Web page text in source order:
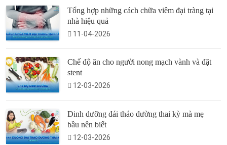
Tổng hợp những cách chữa viêm đại tràng tại
nhà hiệu quả
11-04-2026
Chế độ ăn cho người nong mạch vành và đặt
stent
12-03-2026
Dinh dưỡng đái tháo đường thai kỳ mà mẹ
bầu nên biết
12-03-2026